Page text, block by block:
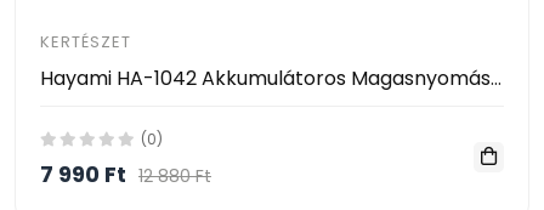
KERTÉSZET
Hayami HA-1042 Akkumulátoros Magasnyomású Mosó – 2 Akkumulátorral, Habosító Tartállyal és Kofferrel
(0)
7 990 Ft 12 880 Ft